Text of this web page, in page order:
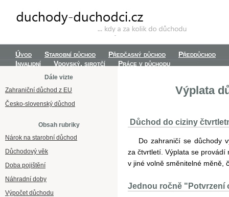
Úvod Starobní důchod Předčasný důchod
Předdůchod
Invalidní
Vdovský, sirotčí Práce v důchodu
Dále vizte
Zahraniční důchod z EU
Česko-slovenský důchod
Obsah rubriky
Nárok na starobní důchod
Důchodový věk
Doba pojištění
Náhradní doby
Výpočet důchodu
Výplata
Důchod do ciziny
Do zahraničí se důchody
za čtvrtletí. Výplata se
v jiné volně směnitelné měně,
Jednou ročně "Potvrzení